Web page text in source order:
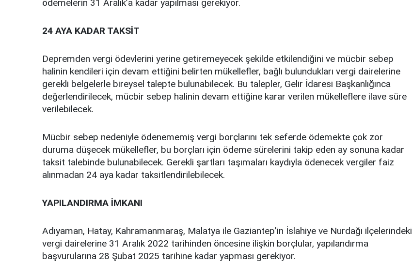
ödemelerin 31 Aralık’a kadar yapılması gerekiyor.
24 AYA KADAR TAKSİT
Depremden vergi ödevlerini yerine getiremeyecek şekilde etkilendiğini ve mücbir sebep
halinin kendileri için devam ettiğini belirten mükellefler, bağlı bulundukları vergi dairelerine
gerekli belgelerle bireysel talepte bulunabilecek. Bu talepler, Gelir İdaresi Başkanlığınca
değerlendirilecek, mücbir sebep halinin devam ettiğine karar verilen mükelleflere ilave süre
verilebilecek.
Mücbir sebep nedeniyle ödenememiş vergi borçlarını tek seferde ödemekte çok zor
duruma düşecek mükellefler, bu borçları için ödeme sürelerini takip eden ay sonuna kadar
taksit talebinde bulunabilecek. Gerekli şartları taşımaları kaydıyla ödenecek vergiler faiz
alınmadan 24 aya kadar taksitlendirilebilecek.
YAPILANDIRMA İMKANI
Adıyaman, Hatay, Kahramanmaraş, Malatya ile Gaziantep’in İslahiye ve Nurdağı ilçelerindeki
vergi dairelerine 31 Aralık 2022 tarihinden öncesine ilişkin borçlular, yapılandırma
başvurularına 28 Şubat 2025 tarihine kadar yapması gerekiyor.